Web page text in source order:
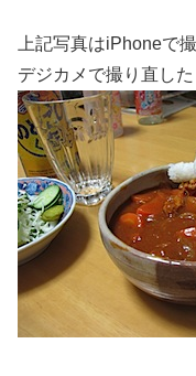
上記写真はiPhoneで
デジカメで撮り直した